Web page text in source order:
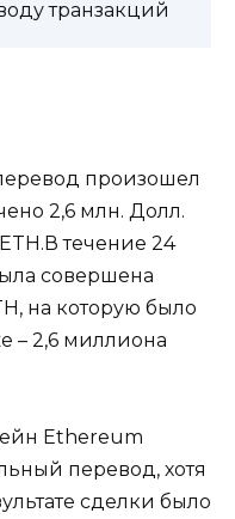
транзакций
произошел
2,6 млн. Долл.
течение 24
совершена
на которую было
– 2,6 миллиона
Ethereum
перевод, хотя
сделки было